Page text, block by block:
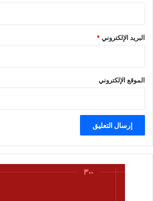
البريد الإلكتروني*
الموقع الإلكتروني